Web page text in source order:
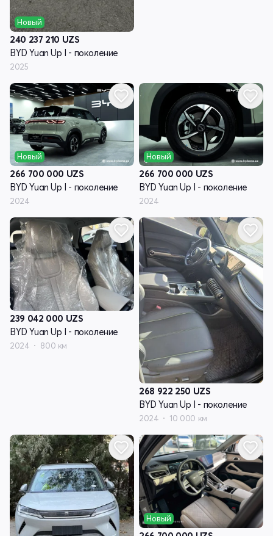
Новый
240 237 210 UZS
BYD Yuan Up I - поколение
2025
Новый
266 700 000 UZS
BYD Yuan Up I - поколение
2024
Новый
266 700 000 UZS
BYD Yuan Up I - поколение
2024
239 042 000 UZS
BYD Yuan Up I - поколение
2024 800 км
268 922 250 UZS
BYD Yuan Up I - поколение
2024 10 000 км
Новый